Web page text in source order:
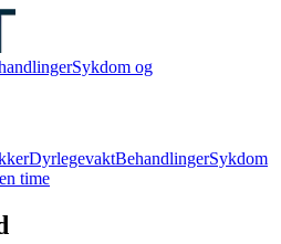
Sykdom og
DyrlegevaktBehandlingerSykdom
time